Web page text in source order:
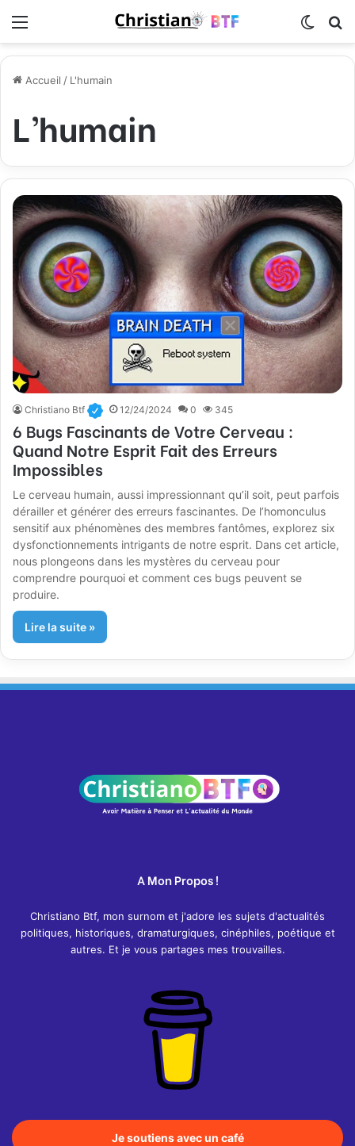
Accueil / L'humain
L’humain
Christiano Btf 12/24/2024 0 345
6 Bugs Fascinants de Votre Cerveau :
Quand Notre Esprit Fait des Erreurs
Impossibles
Le cerveau humain, aussi impressionnant qu’il soit, peut parfois
dérailler et générer des erreurs fascinantes. De l’homonculus
sensitif aux phénomènes des membres fantômes, explorez six
dysfonctionnements intrigants de notre esprit. Dans cet article,
nous plongeons dans les mystères du cerveau pour
comprendre pourquoi et comment ces bugs peuvent se
produire.
Lire la suite »
A Mon Propos !
Christiano Btf, mon surnom et j'adore les sujets d'actualités
politiques, historiques, dramaturgiques, cinéphiles, poétique et
autres. Et je vous partages mes trouvailles.
Je soutiens avec un café